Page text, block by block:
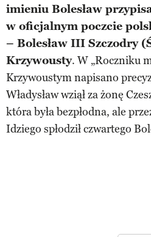
imieniu Bolesław
w oficjalnym poczcie
– Bolesław III Szczodry
Krzywousty. W „Roczniku
Krzywoustym napisano
Władysław wziął za żonę
która była bezpłodna, ale
Idziego spłodził czwartego